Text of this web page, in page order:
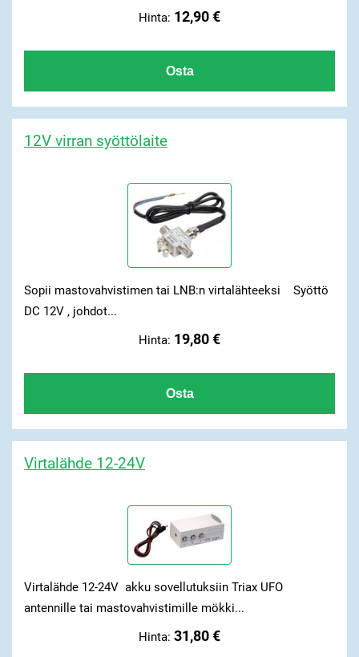
Hinta: 12,90 €
12V virran syöttölaite
Sopii mastovahvistimen tai LNB:n virtalähteeksi Syöttö
DC 12V , johdot...
Hinta: 19,80 €
Virtalähde 12-24V
Virtalähde 12-24V akku sovellutuksiin Triax UFO
antennille tai mastovahvistimille mökki...
Hinta: 31,80 €